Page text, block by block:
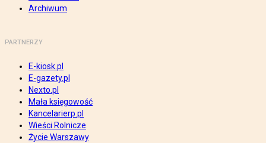
Archiwum
PARTNERZY
E-kiosk.pl
E-gazety.pl
Nexto.pl
Mała księgowość
Kancelarierp.pl
Wieści Rolnicze
Życie Warszawy